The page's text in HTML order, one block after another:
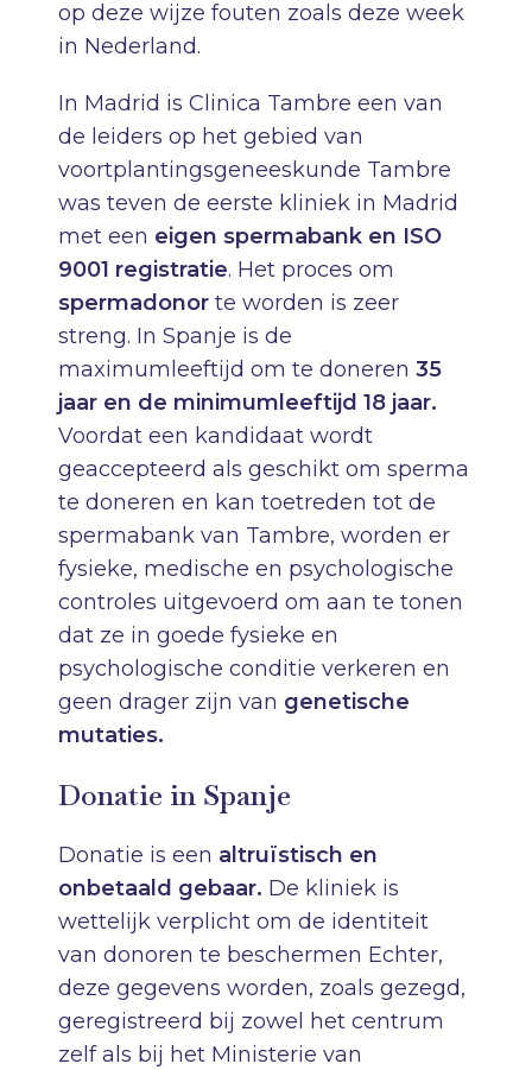
op deze wijze fouten zoals deze week
in Nederland.
In Madrid is Clinica Tambre een van
de leiders op het gebied van
voortplantingsgeneeskunde Tambre
was teven de eerste kliniek in Madrid
met een eigen spermabank en ISO
9001 registratie. Het proces om
spermadonor te worden is zeer
streng. In Spanje is de
maximumleeftijd om te doneren 35
jaar en de minimumleeftijd 18 jaar.
Voordat een kandidaat wordt
geaccepteerd als geschikt om sperma
te doneren en kan toetreden tot de
spermabank van Tambre, worden er
fysieke, medische en psychologische
controles uitgevoerd om aan te tonen
dat ze in goede fysieke en
psychologische conditie verkeren en
geen drager zijn van genetische
mutaties.
Donatie in Spanje
Donatie is een altruïstisch en
onbetaald gebaar. De kliniek is
wettelijk verplicht om de identiteit
van donoren te beschermen Echter,
deze gegevens worden, zoals gezegd,
geregistreerd bij zowel het centrum
zelf als bij het Ministerie van